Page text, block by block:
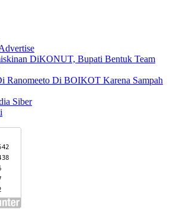
DiKONUT, Bupati Bentuk Team
Ranomeeto Di BOIKOT Karena Sampah
Siber